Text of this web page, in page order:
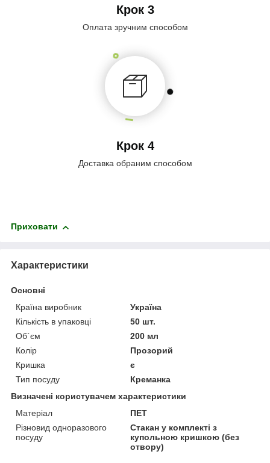
Крок 3
Оплата зручним способом
Крок 4
Доставка обраним способом
Приховати
Характеристики
Основні
Країна виробник
Україна
Кількість в упаковці
50 шт.
Об`єм
200 мл
Колір
Прозорий
Кришка
є
Тип посуду
Креманка
Визначені користувачем характеристики
Матеріал
ПЕТ
Різновид одноразового
посуду
Стакан у комплекті з
купольною кришкою (без
отвору)